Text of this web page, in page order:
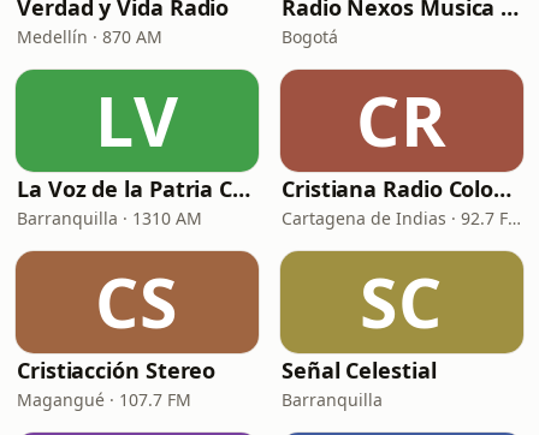
Verdad y Vida Radio
Medellín · 870 AM
Radio Nexos Musica Cristiana (Iglesia De Jesucristo)
Bogotá
LV
La Voz de la Patria Celestial
Barranquilla · 1310 AM
CR
Cristiana Radio Colombia
Cartagena de Indias · 92.7 FM
CS
Cristiacción Stereo
Magangué · 107.7 FM
SC
Señal Celestial
Barranquilla